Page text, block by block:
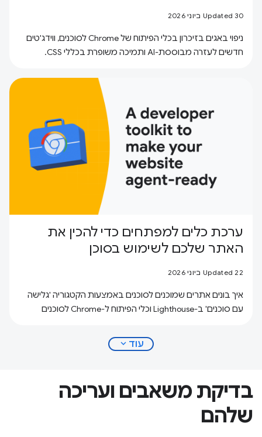
Updated 30 ביוני 2026
ניפוי באגים בזיכרון בכלי הפיתוח של Chrome לסוכנים, ווידג'טים
חדשים לעזרה מבוססת-AI ותמיכה משופרת בכללי CSS.
ערכת כלים למפתחים כדי להכין את
האתר שלכם לשימוש בסוכן
Updated 22 ביוני 2026
איך בונים אתרים שמוכנים לסוכנים באמצעות הקטגוריה 'גלישה
עם סוכנים' ב-Lighthouse וכלי הפיתוח ל-Chrome לסוכנים
עוד expand_more
בדיקת משאבים ועריכה
שלהם